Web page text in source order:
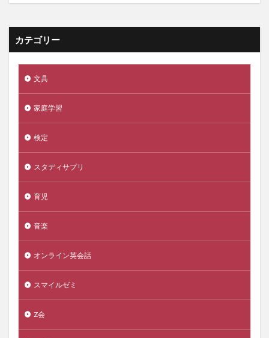
カテゴリー
文具
家庭学習
検定
スタディサプリ
育児
音楽
オンライン英会話
スマイルゼミ
Z会